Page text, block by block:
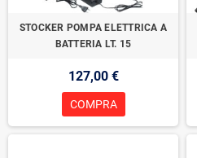
STOCKER POMPA ELETTRICA A
BATTERIA LT. 15
127,00 €
COMPRA